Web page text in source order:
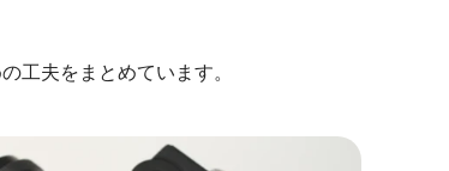
工夫をまとめています。